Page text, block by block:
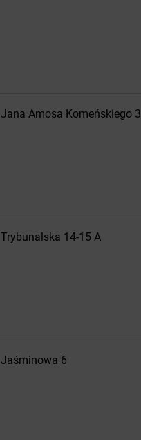
Jana Amosa Komeńskiego 3
Trybunalska 14-15 A
Jaśminowa 6